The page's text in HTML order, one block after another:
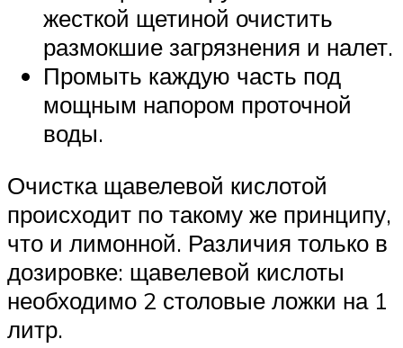
жесткой щетиной очистить
размокшие загрязнения и налет.
Промыть каждую часть под
мощным напором проточной
воды.
Очистка щавелевой кислотой
происходит по такому же принципу,
что и лимонной. Различия только в
дозировке: щавелевой кислоты
необходимо 2 столовые ложки на 1
литр.